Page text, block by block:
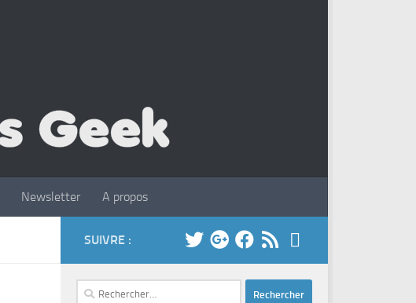
Newsletter A propos
SUIVRE :
Rechercher :